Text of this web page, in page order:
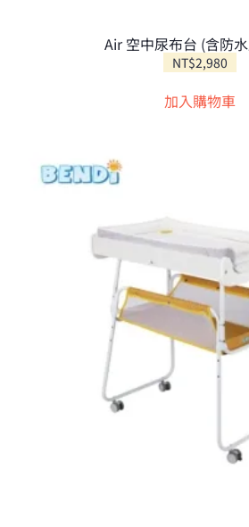
Air 空中尿布台 (含防
NT$2,980
加入購物車